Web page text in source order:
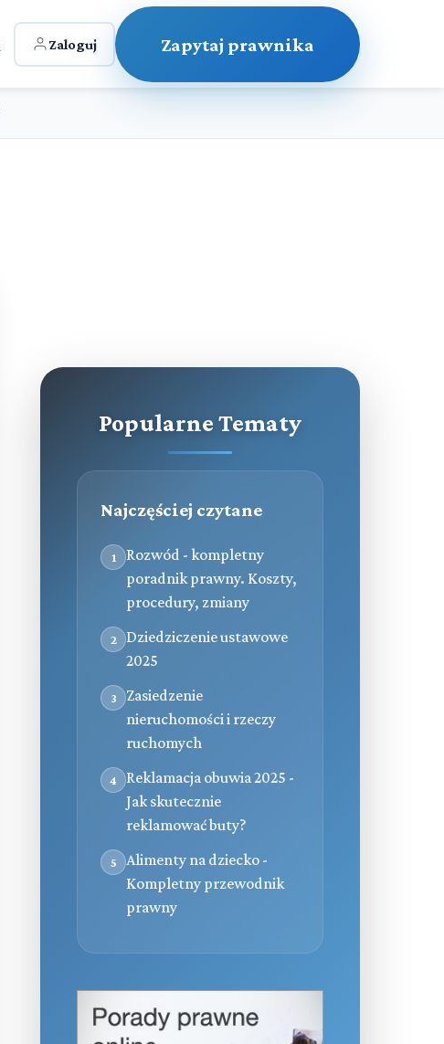
Zaloguj Zapytaj prawnika
Popularne Tematy
Najczęściej czytane
1
Rozwód - kompletny
poradnik prawny. Koszty,
procedury, zmiany
2
Dziedziczenie ustawowe
2025
3
Zasiedzenie
nieruchomości i rzeczy
ruchomych
4
Reklamacja obuwia 2025 -
Jak skutecznie
reklamować buty?
5
Alimenty na dziecko -
Kompletny przewodnik
prawny